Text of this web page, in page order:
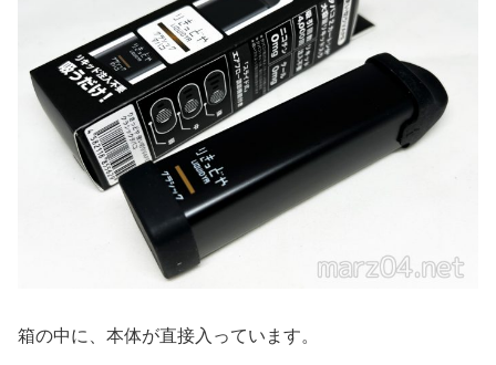
箱の中に、本体が直接入っています。